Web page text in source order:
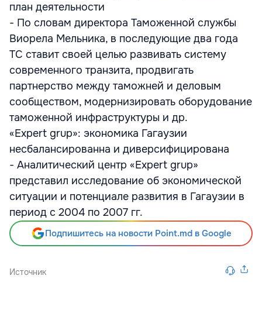
план деятельности
- По словам директора Таможенной службы
Виорела Мельника, в последующие два года
ТС ставит своей целью развивать систему
современного транзита, продвигать
партнерство между таможней и деловым
сообществом, модернизировать оборудование
таможенной инфраструктуры и др.
«Expert grup»: экономика Гагаузии
несбалансированна и диверсифицирована
- Аналитический центр «Еxpert grup»
представил исследование об экономической
ситуации и потенциале развития в Гагаузии в
период с 2004 по 2007 гг.
Подпишитесь на новости Point.md в Google
Источник